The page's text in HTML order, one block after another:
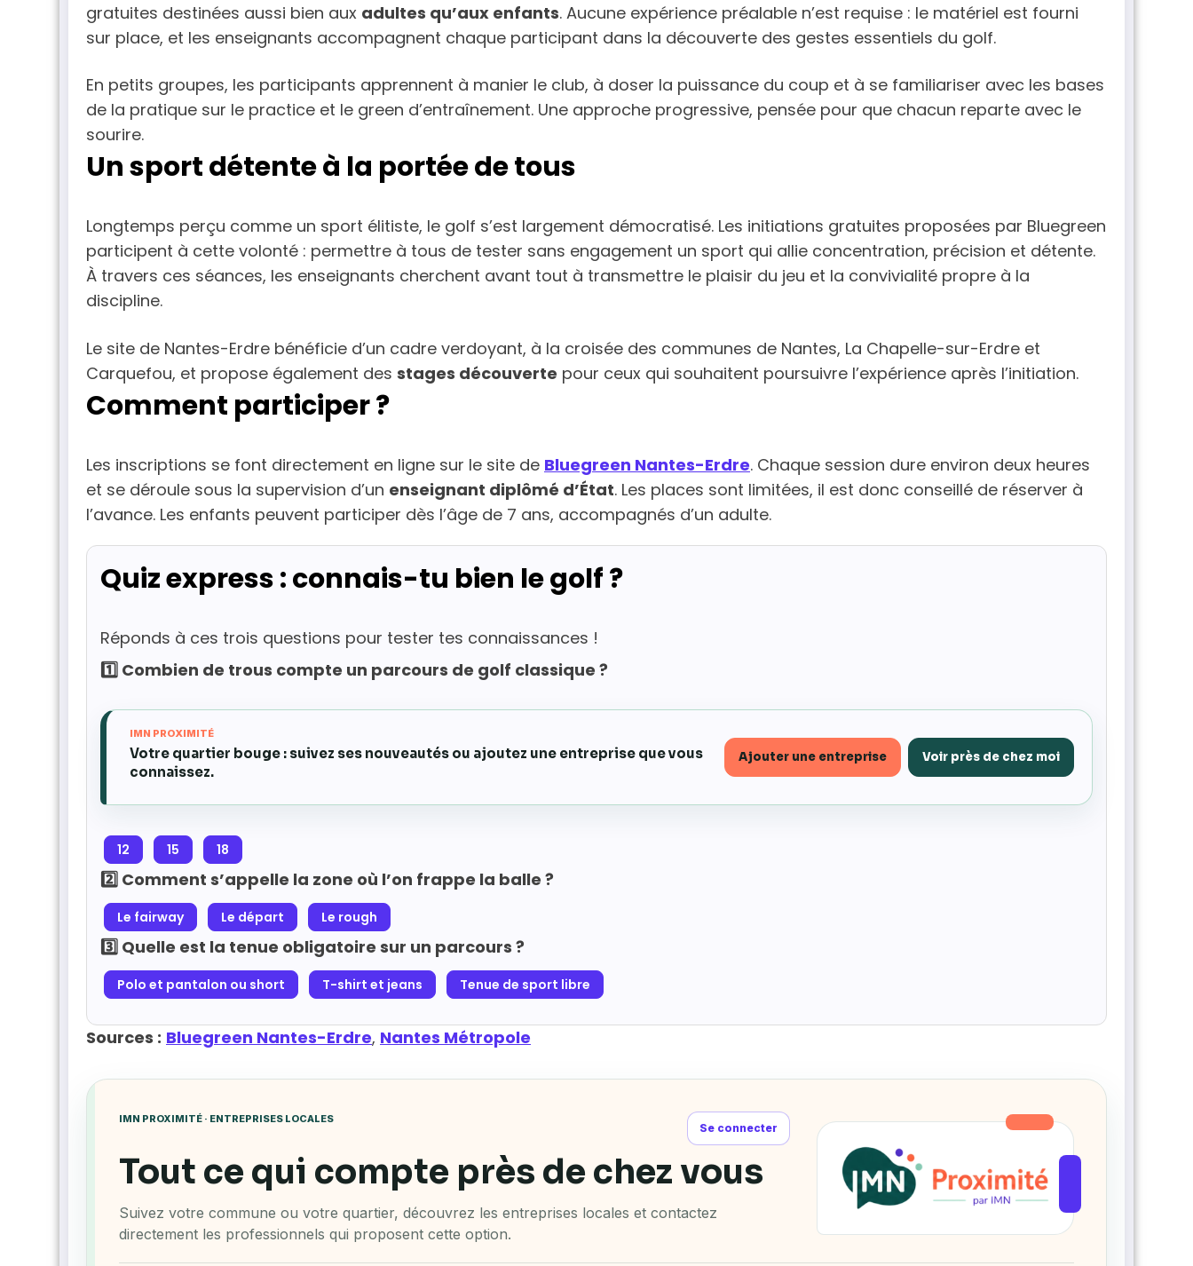
gratuites destinées aussi bien aux adultes qu’aux enfants. Aucune expérience préalable n’est requise : le matériel est fourni
sur place, et les enseignants accompagnent chaque participant dans la découverte des gestes essentiels du golf.
En petits groupes, les participants apprennent à manier le club, à doser la puissance du coup et à se familiariser avec les bases
de la pratique sur le practice et le green d’entraînement. Une approche progressive, pensée pour que chacun reparte avec le
sourire.
Un sport détente à la portée de tous
Longtemps perçu comme un sport élitiste, le golf s’est largement démocratisé. Les initiations gratuites proposées par Bluegreen
participent à cette volonté : permettre à tous de tester sans engagement un sport qui allie concentration, précision et détente.
À travers ces séances, les enseignants cherchent avant tout à transmettre le plaisir du jeu et la convivialité propre à la
discipline.
Le site de Nantes-Erdre bénéficie d’un cadre verdoyant, à la croisée des communes de Nantes, La Chapelle-sur-Erdre et
Carquefou, et propose également des stages découverte pour ceux qui souhaitent poursuivre l’expérience après l’initiation.
Comment participer ?
Les inscriptions se font directement en ligne sur le site de Bluegreen Nantes-Erdre. Chaque session dure environ deux heures
et se déroule sous la supervision d’un enseignant diplômé d’État. Les places sont limitées, il est donc conseillé de réserver à
l’avance. Les enfants peuvent participer dès l’âge de 7 ans, accompagnés d’un adulte.
Quiz express : connais-tu bien le golf ?
Réponds à ces trois questions pour tester tes connaissances !
1️⃣ Combien de trous compte un parcours de golf classique ?
IMN PROXIMITÉ
Votre quartier bouge : suivez ses nouveautés ou ajoutez une entreprise que vous
connaissez.
Ajouter une entreprise Voir près de chez moi
12 15 18
2️⃣ Comment s’appelle la zone où l’on frappe la balle ?
Le fairway Le départ Le rough
3️⃣ Quelle est la tenue obligatoire sur un parcours ?
Polo et pantalon ou short T-shirt et jeans Tenue de sport libre
Sources : Bluegreen Nantes-Erdre, Nantes Métropole
IMN PROXIMITÉ · ENTREPRISES LOCALES
Se connecter
Tout ce qui compte près de chez vous
Suivez votre commune ou votre quartier, découvrez les entreprises locales et contactez
directement les professionnels qui proposent cette option.